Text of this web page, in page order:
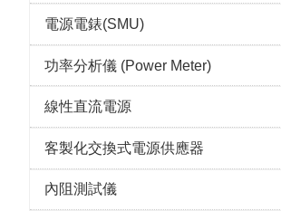
電源電錶(SMU)
功率分析儀 (Power Meter)
線性直流電源
客製化交換式電源供應器
內阻測試儀